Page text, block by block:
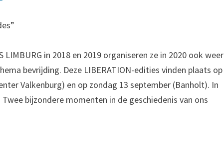
LIMBURG in 2018 en 2019 organiseren ze in 2020 ook weer
bevrijding. Deze LIBERATION-edities vinden plaats op
Valkenburg) en op zondag 13 september (Banholt). In
bijzondere momenten in de geschiedenis van ons